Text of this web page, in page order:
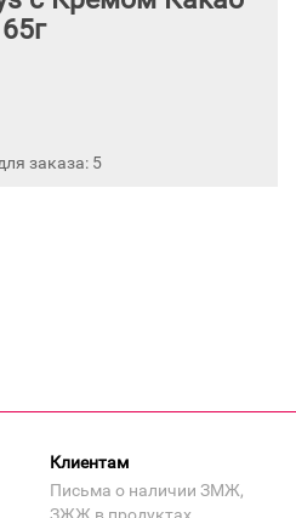
65г
заказа: 5
Клиентам
Письма о наличии ЗМЖ,
ЗЖЖ в продуктах